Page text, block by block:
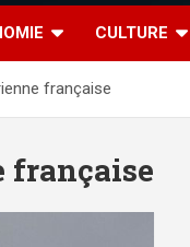
CULTURE
française
française